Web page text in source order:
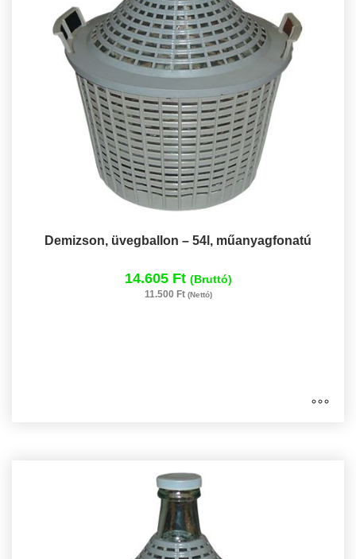
Demizson, üvegballon – 54l, műanyagfonatú
14.605 Ft (Bruttó)
11.500 Ft (Nettó)